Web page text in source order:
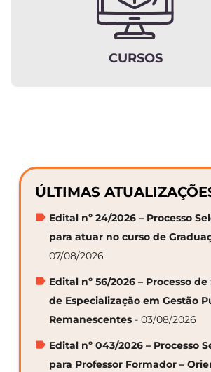
CURSOS
ÚLTIMAS
Edital nº 24/2026 – Processo
para atuar no curso de
07/08/2026
Edital nº 56/2026 – Processo
de Especialização em Gestão
Remanescentes - 03/08/2026
Edital nº 043/2026 – Processo
para Professor Formador –